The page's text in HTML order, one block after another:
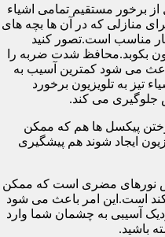
برخور مستقیم تمامی اشیاء
منازلی که در آن ها بچه های
مناسب است.تصور کنید
بکوبد.محافظ شدت ضربه را
می شود کمترین آسیب به
تیز به تلویزیون برخورد
جلوگیری می کند.
پیکسل ها هم که ممکن
ایجاد شوند هم پیشگیری
نورهای مضری است که ممکن
است.این امر باعث می شود
آسیبی به چشمان شما وارد
باشید.